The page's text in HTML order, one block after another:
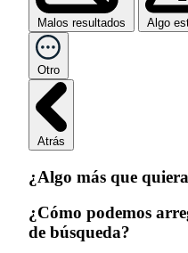
Malos resultados Algo
Otro
Atrás
¿Algo más que
¿Cómo podemos
de búsqueda?